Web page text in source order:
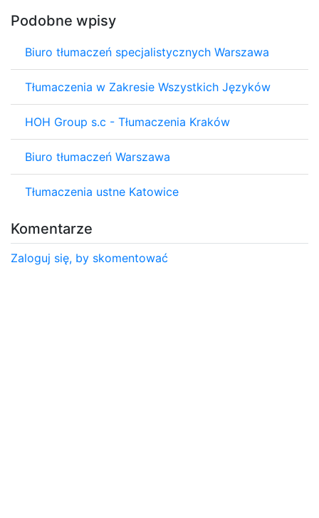
Podobne wpisy
Biuro tłumaczeń specjalistycznych Warszawa
Tłumaczenia w Zakresie Wszystkich Języków
HOH Group s.c - Tłumaczenia Kraków
Biuro tłumaczeń Warszawa
Tłumaczenia ustne Katowice
Komentarze
Zaloguj się, by skomentować